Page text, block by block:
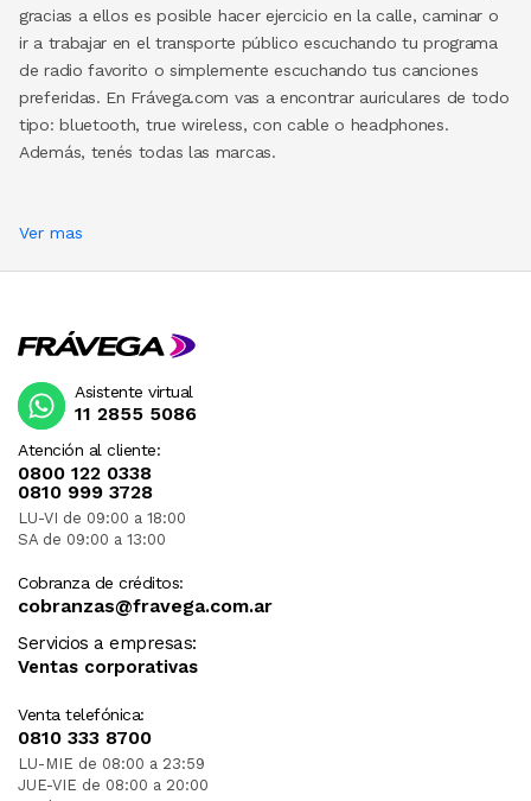
gracias a ellos es posible hacer ejercicio en la calle, caminar o
ir a trabajar en el transporte público escuchando tu programa
de radio favorito o simplemente escuchando tus canciones
preferidas. En Frávega.com vas a encontrar auriculares de todo
tipo: bluetooth, true wireless, con cable o headphones.
Además, tenés todas las marcas.
Ver mas
Atención al cliente:
0800 122 0338
0810 999 3728
LU-VI de 09:00 a 18:00
SA de 09:00 a 13:00
Cobranza de créditos:
cobranzas@fravega.com.ar
Servicios a empresas:
Ventas corporativas
Venta telefónica:
0810 333 8700
LU-MIE de 08:00 a 23:59
JUE-VIE de 08:00 a 20:00
Asistente virtual
11 2855 5086